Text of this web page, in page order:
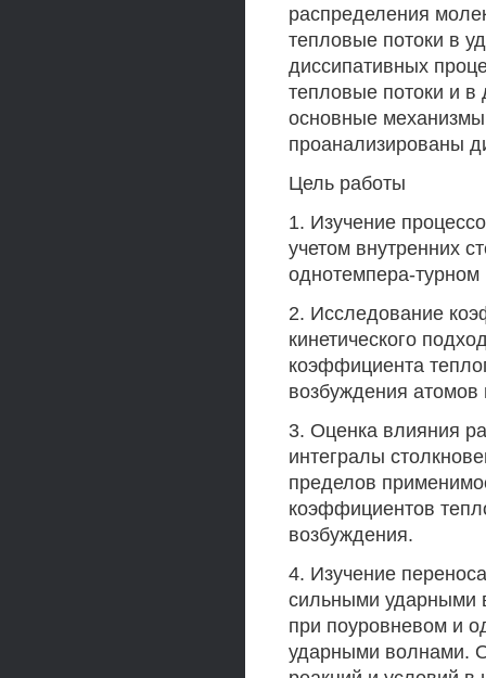
распределения
тепловые потоки в
диссипативных
тепловые потоки и в
основные
проанализированы
Цель работы
1. Изучение
учетом внутренних
однотемпера-
2. Исследование
кинетического
коэффициента
возбуждения атомов
3. Оценка влияния
интегралы
пределов
коэффициентов
возбуждения.
4. Изучение
сильными ударными
при поуровневом и
ударными волнами.